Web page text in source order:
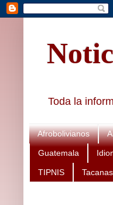
Toda la
Afrobolivianos
Guatemala
TIPNIS Tacanas